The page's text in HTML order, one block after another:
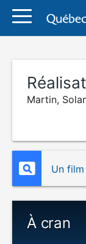
Martin,
Un
À cran